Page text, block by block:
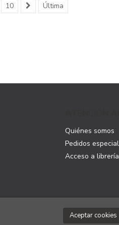
10 Última
Quiénes somos
Pedidos
Acceso a
Aceptar cookies